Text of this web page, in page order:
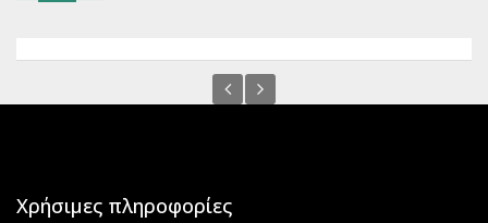
Χρήσιμες πληροφορίες